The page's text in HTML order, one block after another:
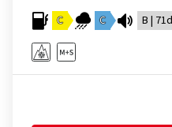
C C B |